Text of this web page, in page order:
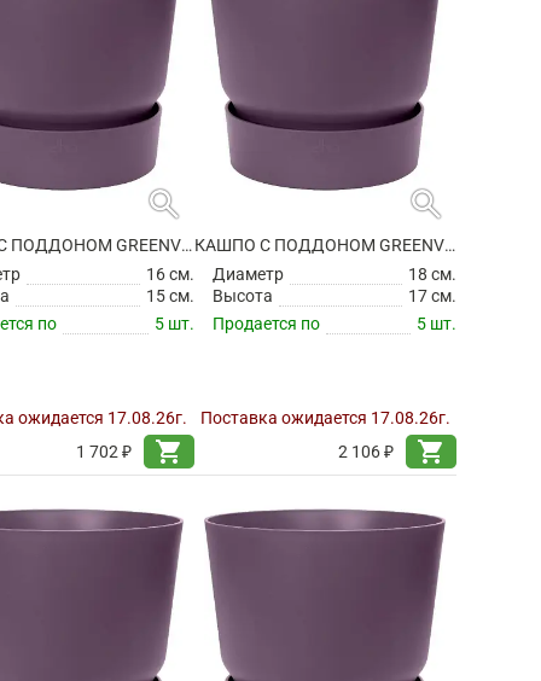
search
КАШПО С ПОДДОНОМ GREENVILLE ROUND VINTAGE PLUM
16 см.
15 см.
по
5 шт.
ожидается 17.08.26г.
1 702 ₽
shopping_cart
search
КАШПО С ПОДДОНОМ GREENVILLE ROUND VINTAGE PLUM
Диаметр
18 см.
Высота
17 см.
Продается по
5 шт.
Поставка ожидается 17.08.26г.
2 106 ₽
shopping_cart